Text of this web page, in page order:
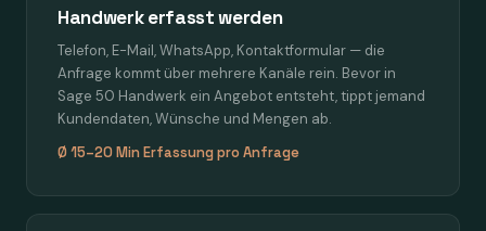
Handwerk erfasst werden
Telefon, E-Mail, WhatsApp, Kontaktformular — die
Anfrage kommt über mehrere Kanäle rein. Bevor in
Sage 50 Handwerk ein Angebot entsteht, tippt jemand
Kundendaten, Wünsche und Mengen ab.
Ø 15–20 Min Erfassung pro Anfrage